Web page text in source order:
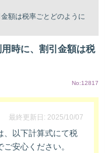
額は税率ごとどのように
時に、割引金額は税
No:12817
最終更新日: 2025/10/07
、以下計算式にて税
安心ください。